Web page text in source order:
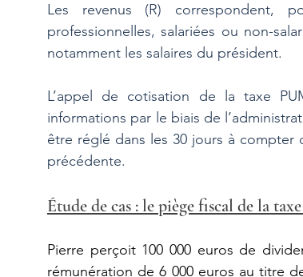
Les revenus (R) correspondent,
professionnelles, salariées ou non-
notamment les salaires du président.
L’appel de cotisation de la taxe
informations par le biais de
être réglé dans les 30 jours à compter
précédente.
Étude de cas : le piège fiscal de la
Pierre perçoit 100 000 euros de
rémunération de 6 000 euros au titre